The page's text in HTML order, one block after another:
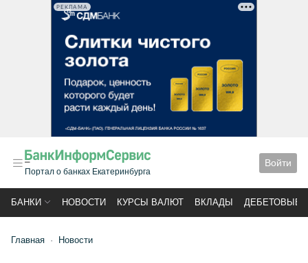
РЕКЛАМА
Портал о банках Екатеринбурга
Войти
БАНКИ НОВОСТИ КУРСЫ ВАЛЮТ ВКЛАДЫ ДЕБЕТОВЫЕ
Главная Новости